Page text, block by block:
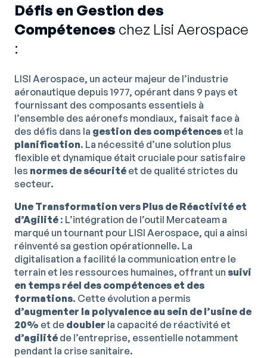
Défis en Gestion des
Compétences chez Lisi Aerospace
:
LISI Aerospace, un acteur majeur de l’industrie
aéronautique depuis 1977, opérant dans 9 pays et
fournissant des composants essentiels à
l’ensemble des aéronefs mondiaux, faisait face à
des défis dans la gestion des compétences et la
planification. La nécessité d’une solution plus
flexible et dynamique était cruciale pour satisfaire
les normes de sécurité et de qualité strictes du
secteur.
Une Transformation vers Plus de Réactivité et
d’Agilité : L’intégration de l’outil Mercateam a
marqué un tournant pour LISI Aerospace, qui a ainsi
réinventé sa gestion opérationnelle. La
digitalisation a facilité la communication entre le
terrain et les ressources humaines, offrant un suivi
en temps réel des compétences et des
formations. Cette évolution a permis
d’augmenter la polyvalence au sein de l’usine de
20% et de doubler la capacité de réactivité et
d’agilité de l’entreprise, essentielle notamment
pendant la crise sanitaire.